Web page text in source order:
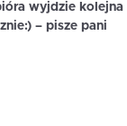
wyjdzie kolejna
– pisze pani